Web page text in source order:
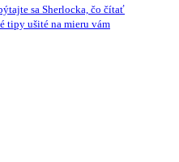
sa Sherlocka, čo čítať
tipy ušité na mieru vám